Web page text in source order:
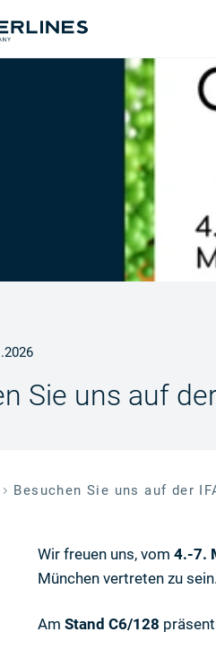
Sie uns auf
Besuchen Sie uns auf der
Wir freuen uns, vom 4.-7.
München vertreten zu sein.
Am Stand C6/128